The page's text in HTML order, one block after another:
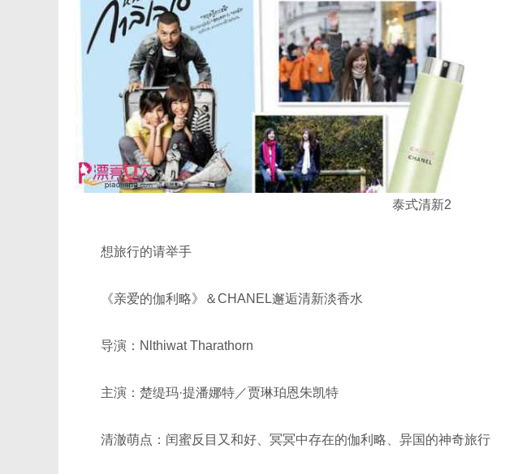
泰式清新2
想旅行的请举手
《亲爱的伽利略》＆CHANEL邂逅清新淡香水
导演：Nlthiwat Tharathorn
主演：楚缇玛·提潘娜特／贾琳珀恩朱凯特
清澈萌点：闰蜜反目又和好、冥冥中存在的伽利略、异国的神奇旅行